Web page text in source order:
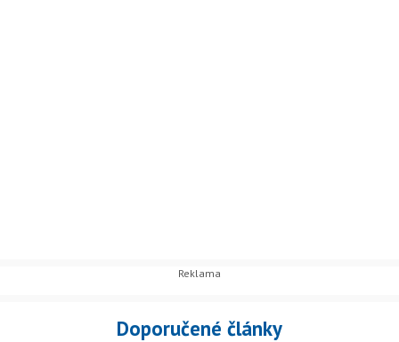
Doporučené články